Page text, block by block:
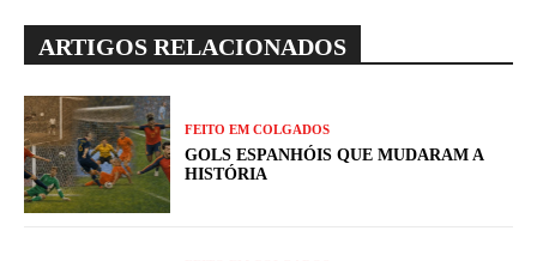
ARTIGOS RELACIONADOS
FEITO EM COLGADOS
GOLS ESPANHÓIS QUE MUDARAM A
HISTÓRIA